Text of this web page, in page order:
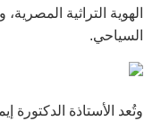
الهوية التراثية
السياحي.
وتُعد الأستاذة الدكتورة